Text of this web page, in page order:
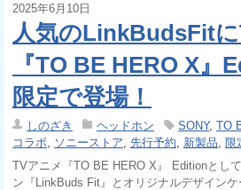
2025年6月10日
人気のLinkBudsFit
『TO BE HERO X』
限定で登場！
しのざき ヘッドホン SONY, TO
コラボ
ソニーストア 先行予約 新製品 限
TVアニメ『TO BE HERO X』 Editionとし
ン『LinkBuds Fit』とオリジナルデザイン